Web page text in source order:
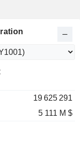
19 625 291
5 111 M $